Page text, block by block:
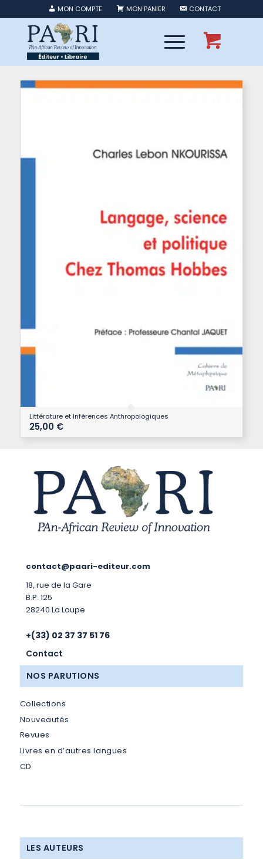
MON COMPTE MON PANIER CONTACT
Littérature et Inférences Anthropologiques
25,00 €
contact@paari-editeur.com
18, rue de la Gare
B.P. 125
28240 La Loupe
+(33) 02 37 37 51 76
Contact
NOS PARUTIONS
Collections
Nouveautés
Revues
Livres en d’autres langues
CD
LES AUTEURS